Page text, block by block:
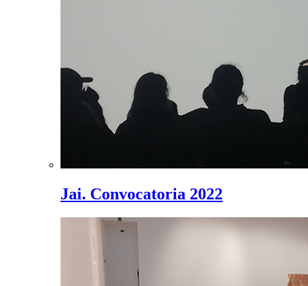
Jai. Convocatoria 2022